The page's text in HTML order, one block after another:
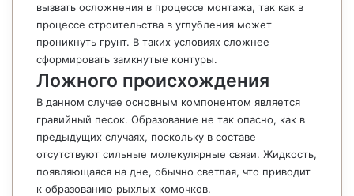
вызвать осложнения в процессе монтажа, так как в
процессе строительства в углубления может
проникнуть грунт. В таких условиях сложнее
сформировать замкнутые контуры.
Ложного происхождения
В данном случае основным компонентом является
гравийный песок. Образование не так опасно, как в
предыдущих случаях, поскольку в составе
отсутствуют сильные молекулярные связи. Жидкость,
появляющаяся на дне, обычно светлая, что приводит
к образованию рыхлых комочков.